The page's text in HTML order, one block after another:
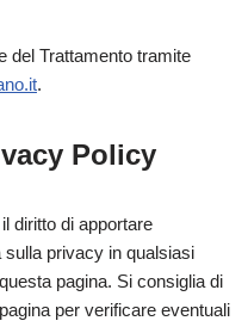
del Trattamento tramite
.
Policy
diritto di apportare
privacy in qualsiasi
pagina. Si consiglia di
per verificare eventuali